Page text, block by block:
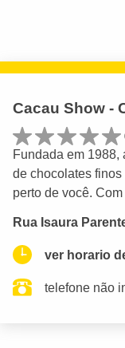
Cacau Show -
Fundada em 1988,
de chocolates
perto de você.
Rua Isaura
ver horario
telefone não